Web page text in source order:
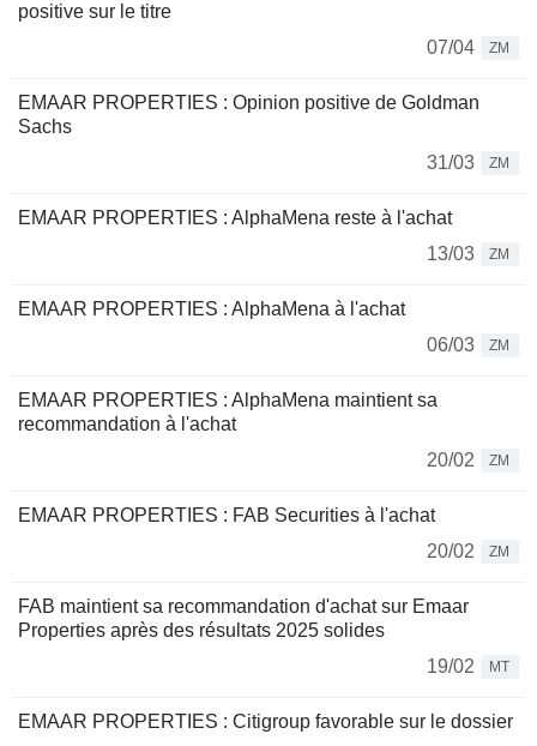
positive sur le titre
07/04
ZM
EMAAR PROPERTIES : Opinion positive de Goldman
Sachs
31/03
ZM
EMAAR PROPERTIES : AlphaMena reste à l'achat
13/03
ZM
EMAAR PROPERTIES : AlphaMena à l'achat
06/03
ZM
EMAAR PROPERTIES : AlphaMena maintient sa
recommandation à l'achat
20/02
ZM
EMAAR PROPERTIES : FAB Securities à l'achat
20/02
ZM
FAB maintient sa recommandation d'achat sur Emaar
Properties après des résultats 2025 solides
19/02
MT
EMAAR PROPERTIES : Citigroup favorable sur le dossier